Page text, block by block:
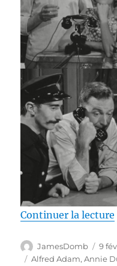
Continuer la lecture
Auteur
JamesDomb
le
9
Étiquettes
Alfred Adam,Annie